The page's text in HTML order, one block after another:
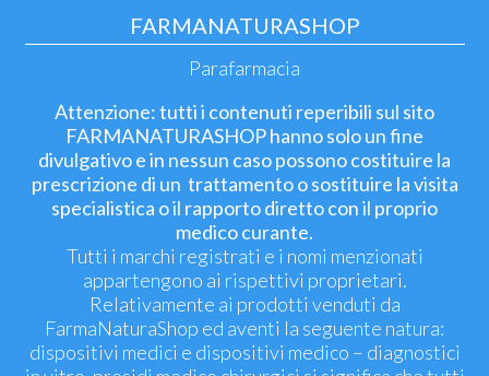
FARMANATURASHOP
Parafarmacia
Attenzione: tutti i contenuti reperibili sul sito
FARMANATURASHOP hanno solo un fine
divulgativo e in nessun caso possono costituire la
prescrizione di un trattamento o sostituire la visita
specialistica o il rapporto diretto con il proprio
medico curante.
Tutti i marchi registrati e i nomi menzionati
appartengono ai rispettivi proprietari.
Relativamente ai prodotti venduti da
FarmaNaturaShop ed aventi la seguente natura:
dispositivi medici e dispositivi medico – diagnostici